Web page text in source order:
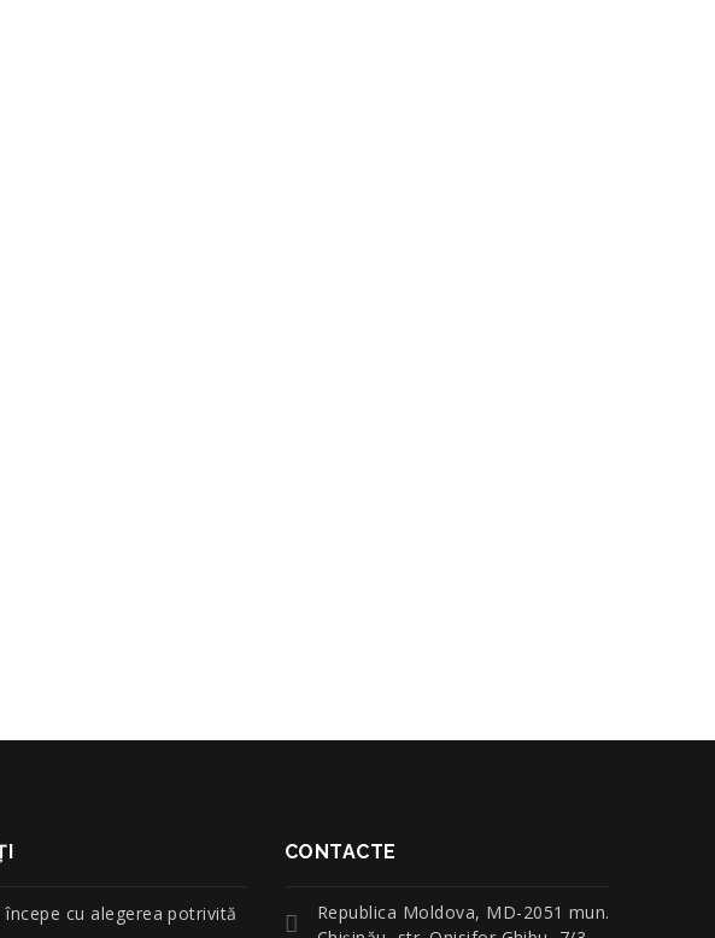
începe cu alegerea potrivită
CONTACTE
Republica Moldova, MD-2051 mun.